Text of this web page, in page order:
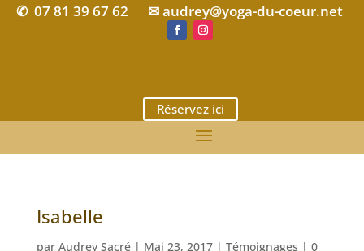
✆ 07 81 39 67 62 ✉ audrey@yoga-du-coeur.net
Réservez ici
Isabelle
par Audrey Sacré| Mai 23, 2017| Témoignages | 0